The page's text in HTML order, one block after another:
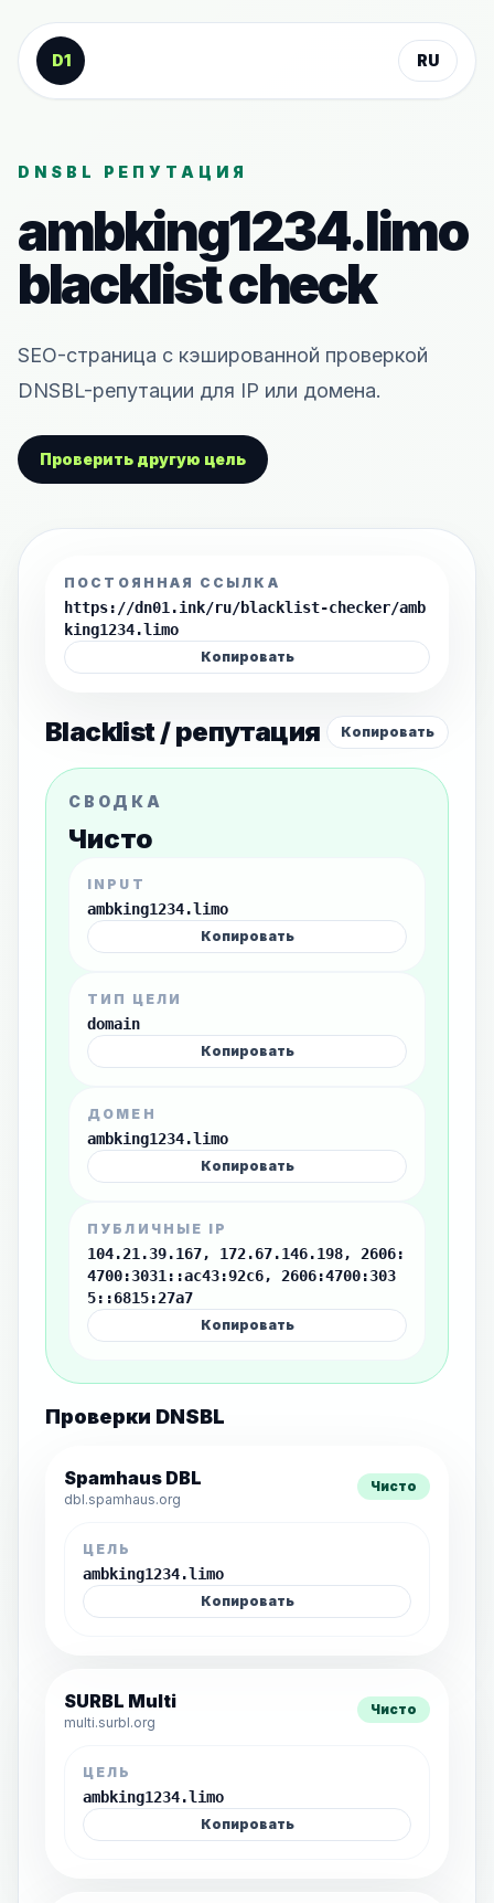
К содержанию
D1
RU
DNSBL РЕПУТАЦИЯ
ambking1234.limo
blacklist check
SEO-страница с кэшированной проверкой
DNSBL-репутации для IP или домена.
Проверить другую цель
ПОСТОЯННАЯ ССЫЛКА
https://dn01.ink/ru/blacklist-checker/amb
king1234.limo
Копировать
Blacklist / репутация Копировать
СВОДКА
Чисто
INPUT
ambking1234.limo
Копировать
ТИП ЦЕЛИ
domain
Копировать
ДОМЕН
ambking1234.limo
Копировать
ПУБЛИЧНЫЕ IP
104.21.39.167, 172.67.146.198, 2606:
4700:3031::ac43:92c6, 2606:4700:303
5::6815:27a7
Копировать
Проверки DNSBL
Spamhaus DBL
dbl.spamhaus.org
Чисто
ЦЕЛЬ
ambking1234.limo
Копировать
SURBL Multi
multi.surbl.org
Чисто
ЦЕЛЬ
ambking1234.limo
Копировать